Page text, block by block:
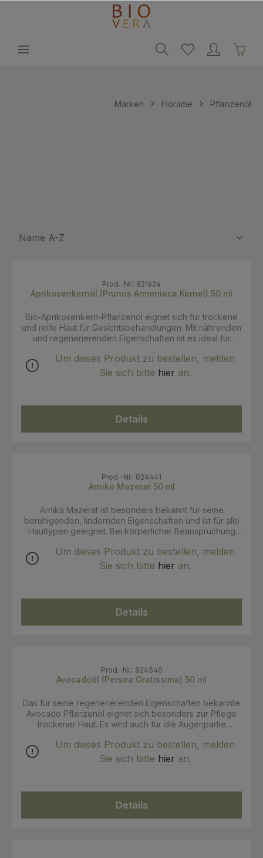
Marken Florame Pflanzenöl
Prod.-Nr.: 821624
Aprikosenkernöl (Prunus Armeniaca Kernel) 50 ml
Bio-Aprikosenkern-Pflanzenöl eignet sich für trockene
und reife Haut für Gesichtsbehandlungen. Mit nährenden
und regenerierenden Eigenschaften ist es ideal für
wird häufig als Basis für Massagen verwendet.Es ist reich
an einfach ungesättigten (Ölsäure), mehrfach
in leichten Massagen auf die perfekt gereinigte Haut
auftragen.Auch für die Babymassage geeignet.
Um dieses Produkt zu bestellen, melden
Sie sich bitte hier an.
Details
Prod.-Nr.: 824441
Arnika Mazerat 50 ml
Arnika Mazerat ist besonders bekannt für seine
beruhigenden, lindernden Eigenschaften und ist für alle
Hauttypen geeignet. Bei körperlicher Beanspruchung
werden. Das Öl in leichten Massagen 1-3x täglich auf
den Körper auftragen INCI:Helianthus Annuus
Um dieses Produkt zu bestellen, melden
Sie sich bitte hier an.
Details
Prod.-Nr.: 824540
Avocadoöl (Persea Gratissima) 50 ml
Das für seine regenerierenden Eigenschaften bekannte
Avocado Pflanzenöl eignet sich besonders zur Pflege
trockener Haut. Es wird auch für die Augenpartie
schützt, sowie für die Pflege von trockenem und
brüchigem Haar. Gebrauchsanweisung: Kann pur oder
gesamte Haar oder nur auf die Spitzen auf und lassen
Sie es 30 Minuten einwirken, bevor Sie es
Um dieses Produkt zu bestellen, melden
Sie sich bitte hier an.
Details